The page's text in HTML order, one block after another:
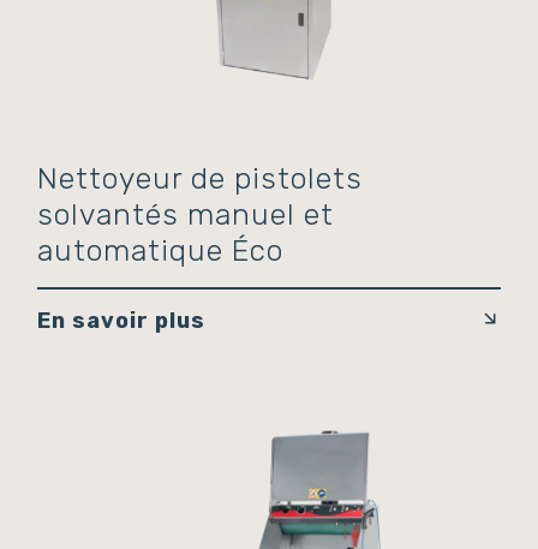
Nettoyeur de pistolets
solvantés manuel et
automatique Éco
En savoir plus